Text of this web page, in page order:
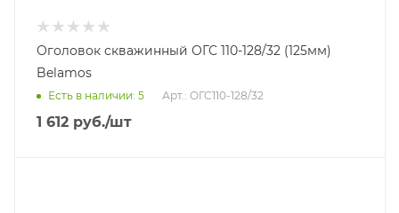
Оголовок скважинный ОГС 110-128/32 (125мм)
Belamos
Есть в наличии: 5 Арт.: ОГС110-128/32
1 612 руб./шт